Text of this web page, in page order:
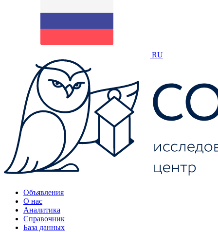
RU
Объявления
О нас
Аналитика
Справочник
База данных